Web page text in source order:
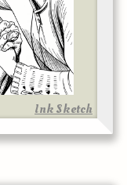
Ink Sketch